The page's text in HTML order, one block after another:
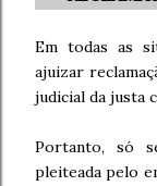
Em todas as
ajuizar
judicial da justa
Portanto, só
pleiteada pelo